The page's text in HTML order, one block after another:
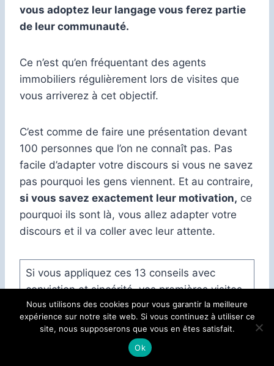
vous adoptez leur langage vous ferez partie
de leur communauté.
Ce n’est qu’en fréquentant des agents
immobiliers régulièrement lors de visites que
vous arriverez à cet objectif.
C’est comme de faire une présentation devant
100 personnes que l’on ne connaît pas. Pas
facile d’adapter votre discours si vous ne savez
pas pourquoi les gens viennent. Et au contraire,
si vous savez exactement leur motivation, ce
pourquoi ils sont là, vous allez adapter votre
discours et il va coller avec leur attente.
Si vous appliquez ces 13 conseils avec
conviction et sincérité, vos premières visites
auront un goût différent. Vous en sortirez
grandi et votre interlocuteur aussi.C’est la
et certainement
dans votre négociation.
Nous utilisons des cookies pour vous garantir la meilleure
expérience sur notre site web. Si vous continuez à utiliser ce
site, nous supposerons que vous en êtes satisfait.
Ok